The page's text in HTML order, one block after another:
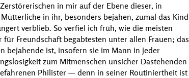
in mir auf der Ebene dieser, in
in ihr, besonders bejahen, zumal das Kind
verblieb. So verfiel ich früh, wie die meisten
Freundschaft begabtesten unter allen Frauen; das
bejahende ist, insofern sie im Mann in jeder
zum Mitmenschen unsicher Dastehenden
Philister — denn in seiner Routiniertheit ist